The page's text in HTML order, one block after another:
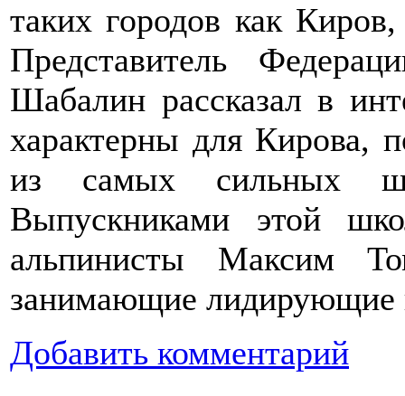
таких городов как
Представитель
Шабалин рассказал в
характерны для Кирова,
из самых сильных
Выпускниками этой
альпинисты Максим
занимающие лидирующие
Добавить комментарий